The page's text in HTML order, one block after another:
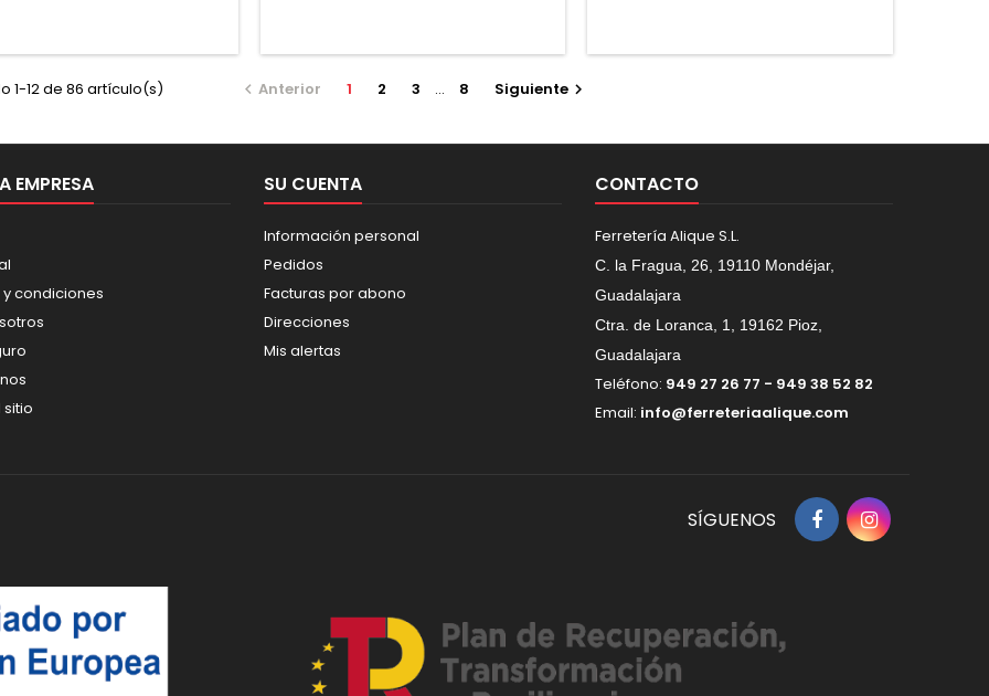
1-12 de 86 artículo(s)  Anterior 1 2 3 … 8 Siguiente
EMPRESA
condiciones
SU CUENTA
Información personal
Pedidos
Facturas por abono
Direcciones
Mis alertas
CONTACTO
Ferretería Alique S.L.
C. la Fragua, 26, 19110 Mondéjar,
Guadalajara
Ctra. de Loranca, 1, 19162 Pioz,
Guadalajara
Teléfono: 949 27 26 77 - 949 38 52 82
Email: info@ferreteriaalique.com
SÍGUENOS